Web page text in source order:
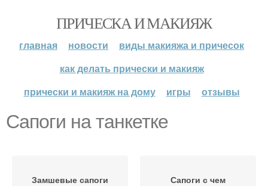
ПРИЧЕСКА И МАКИЯЖ
главная новости
виды макияжа и причесок
как делать прически и макияж
прически и макияж на дому
игры отзывы
Сапоги на танкетке
Замшевые сапоги Сапоги с чем